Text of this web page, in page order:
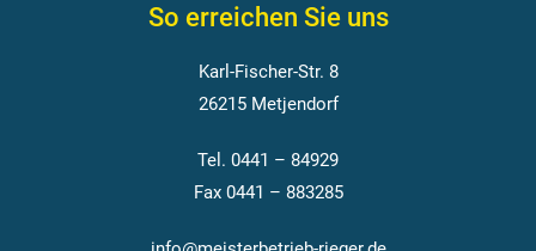
So erreichen Sie uns
Karl-Fischer-Str. 8
26215 Metjendorf
Tel. 0441 – 84929
Fax 0441 – 883285